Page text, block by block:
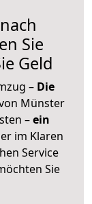
Sie
Geld
– Die
Münster
–ein
im Klaren
Service
Sie